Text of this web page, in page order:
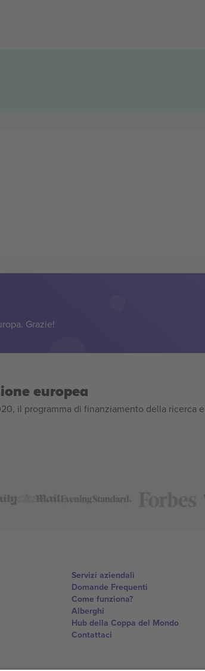
Grazie!
europea
il programma di finanziamento della ricerca e
Servizi aziendali
Domande Frequenti
Come funziona?
Alberghi
Hub della Coppa del Mondo
Contattaci